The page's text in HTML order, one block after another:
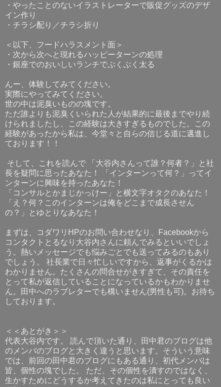
・やったことのないイラストレーターで販促グッズのデザ
イン作り
・チラシ配り／チラシ折り
＜以下、フードハラスメント面＞
・次から次へと現れるハッピーターンの処理
・銀座でのおいしいランチでぶくぶく太る
んー、体験してみてください。
実際にやってみてください。
世の中は泥臭いものの塊です。
ただ誰よりも泥臭くいられた人が結果的に最後までやり続
けられましたし、この経験は大きすぎるものでした。この
経験があったから私は、今堂々と自らの信じる道に邁進し
ております！！
そして、これを読んで 「大谷内さんって誰？何者？」と社
長を疑問に思ったあなた！ 「インターンって何？」ってイ
ンターンに興味を持ったあなた！
「コンサルとかまじかっけー」と横文字オタクのあなた！
「え？何？このインターンは俺をどこまで成長させん
の？」とゆとりなあなた！
まずは、コダワリHPのお問い合わせなり、Facebookから
コンタクトとるなり大谷内さんに頼んでみるといいでしょ
う。熱いメッセージでも悩みごとでも送ってみるのもあり
でしょう。 社長業で日々忙しいですから、返事がくるかは
わかりません。たくさんの問合せがきすぎて、その責任を
とって私が返信していることになっているかもわかりませ
ん。田中へのラブレターでも構いません(男性も可)。お待ち
しております。
＜＜あとがき＞＞
代表大谷内です。 読んで頂いた通り、田中君のブログは他
のメンバのブログと大きく違うと思います。そういう意味
では、前回の田中君のブログにもある通り、初代メンバは
皆、個性の塊でした。 ただ、その個性を潰すのではなく、
生かすためにどうするか考えてきたのは私にとっても良い